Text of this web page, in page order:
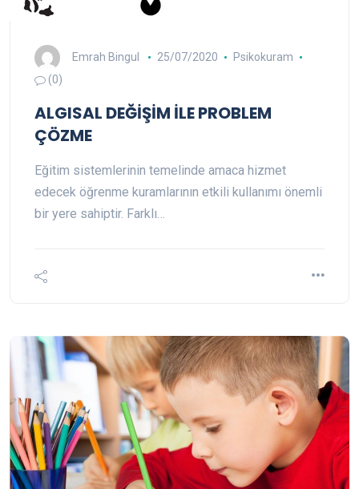
Emrah Bingul 25/07/2020
Psikokuram
(0)
ALGISAL DEĞİŞİM İLE PROBLEM
ÇÖZME
Eğitim sistemlerinin temelinde amaca hizmet
edecek öğrenme kuramlarının etkili kullanımı önemli
bir yere sahiptir. Farklı…